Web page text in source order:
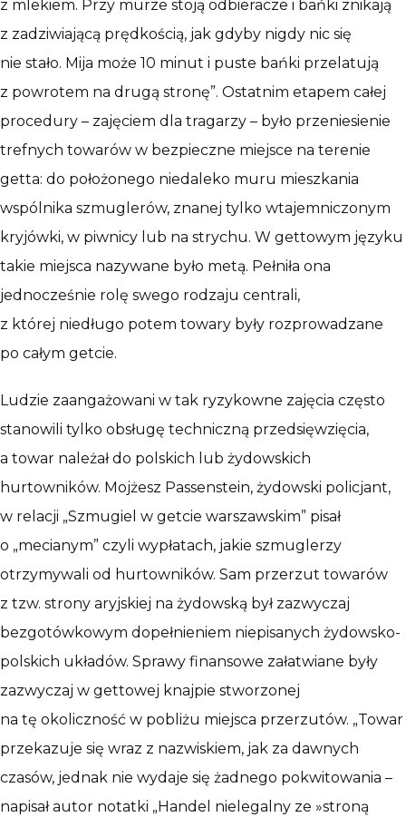
z mlekiem. Przy murze stoją odbieracze i bańki znikają
z zadziwiającą prędkością, jak gdyby nigdy nic się
nie stało. Mija może 10 minut i puste bańki przelatują
z powrotem na drugą stronę”. Ostatnim etapem całej
procedury – zajęciem dla tragarzy – było przeniesienie
trefnych towarów w bezpieczne miejsce na terenie
getta: do położonego niedaleko muru mieszkania
wspólnika szmuglerów, znanej tylko wtajemniczonym
kryjówki, w piwnicy lub na strychu. W gettowym języku
takie miejsca nazywane było metą. Pełniła ona
jednocześnie rolę swego rodzaju centrali,
z której niedługo potem towary były rozprowadzane
po całym getcie.
Ludzie zaangażowani w tak ryzykowne zajęcia często
stanowili tylko obsługę techniczną przedsięwzięcia,
a towar należał do polskich lub żydowskich
hurtowników. Mojżesz Passenstein, żydowski policjant,
w relacji „Szmugiel w getcie warszawskim” pisał
o „mecianym” czyli wypłatach, jakie szmuglerzy
otrzymywali od hurtowników. Sam przerzut towarów
z tzw. strony aryjskiej na żydowską był zazwyczaj
bezgotówkowym dopełnieniem niepisanych żydowsko-
polskich układów. Sprawy finansowe załatwiane były
zazwyczaj w gettowej knajpie stworzonej
na tę okoliczność w pobliżu miejsca przerzutów. „Towar
przekazuje się wraz z nazwiskiem, jak za dawnych
czasów, jednak nie wydaje się żadnego pokwitowania –
napisał autor notatki „Handel nielegalny ze »stroną